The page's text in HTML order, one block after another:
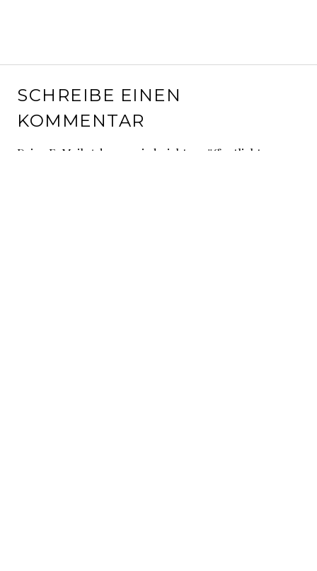
SCHREIBE EINEN
KOMMENTAR
Deine E-Mail-Adresse wird nicht veröffentlicht.